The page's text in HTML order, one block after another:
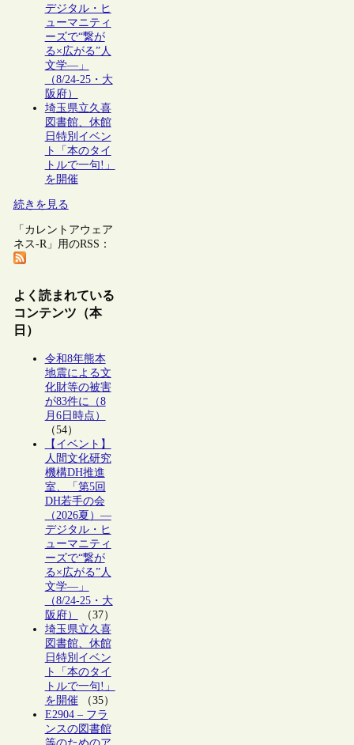
デジタル・ヒ
ューマニティ
ーズで“繋が
る×広がる”人
文学―」
（8/24-25・大
阪府）
埼玉県立久喜
図書館、休館
日特別イベン
ト「本のタイ
トルで一句!」
を開催
続きを見る
「カレントアウェア
ネス-R」用のRSS：
よく読まれている
コンテンツ（本
日）
令和8年熊本
地震による文
化財等の被害
が83件に（8
月6日時点）
（54）
【イベント】
人間文化研究
機構DH推進
室、「第5回
DH若手の会
（2026夏）―
デジタル・ヒ
ューマニティ
ーズで“繋が
る×広がる”人
文学―」
（8/24-25・大
阪府）
（37）
埼玉県立久喜
図書館、休館
日特別イベン
ト「本のタイ
トルで一句!」
を開催（35）
E2904 – フラ
ンスの図書館